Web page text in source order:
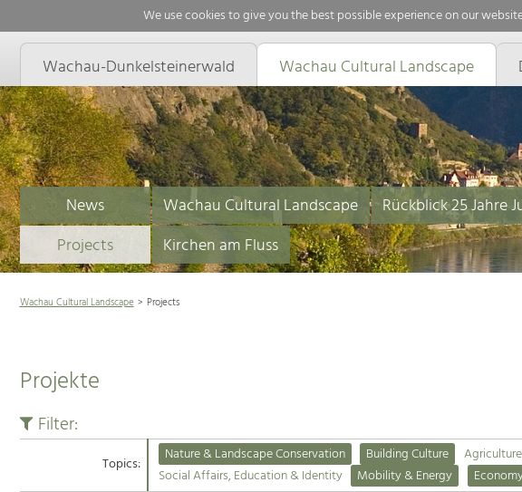
We use cookies to give you the best possible experience on our
Wachau-Dunkelsteinerwald Wachau Cultural Landscape
News Wachau Cultural Landscape Rückblick 25 Jahre
Projects
Kirchen am Fluss
Wachau Cultural Landscape Projects
Projekte
Filter:
Topics: Nature & Landscape Conservation Building Culture
Social Affairs, Education & Identity
Mobility & Energy